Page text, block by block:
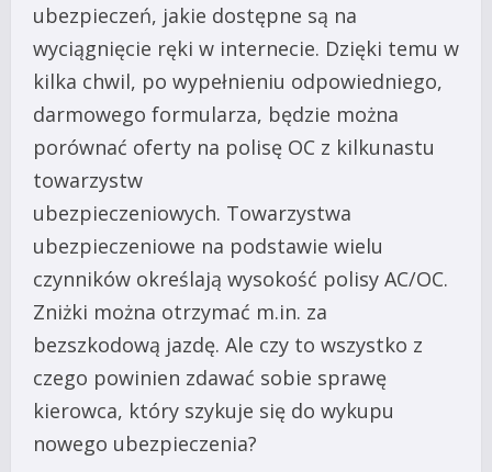
ubezpieczeń, jakie dostępne są na
wyciągnięcie ręki w internecie. Dzięki temu w
kilka chwil, po wypełnieniu odpowiedniego,
darmowego formularza, będzie można
porównać oferty na polisę OC z kilkunastu
towarzystw
ubezpieczeniowych. Towarzystwa
ubezpieczeniowe na podstawie wielu
czynników określają wysokość polisy AC/OC.
Zniżki można otrzymać m.in. za
bezszkodową jazdę. Ale czy to wszystko z
czego powinien zdawać sobie sprawę
kierowca, który szykuje się do wykupu
nowego ubezpieczenia?